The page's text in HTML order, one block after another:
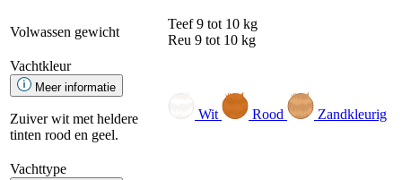
Volwassen gewicht
Teef 9 tot 10 kg
Reu 9 tot 10 kg
Vachtkleur
Meer informatie
Zuiver wit met heldere
tinten rood en geel.
Wit Rood Zandkleurig
Vachttype